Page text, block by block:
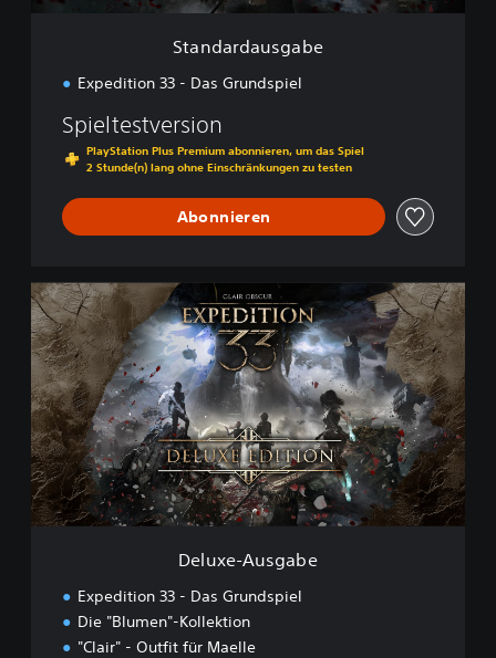
g
Standardausgabe
Expedition 33 - Das Grundspiel
Spieltestversion
PlayStation Plus Premium abonnieren, um das Spiel
2 Stunde(n) lang ohne Einschränkungen zu testen
Abonnieren
D
e
l
u
e
-
A
u
s
g
a
Deluxe-Ausgabe
Expedition 33 - Das Grundspiel
Die "Blumen"-Kollektion
"Clair" - Outfit für Maelle